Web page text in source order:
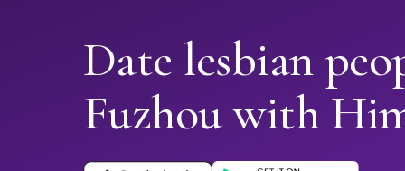
Date lesbian
Fuzhou with